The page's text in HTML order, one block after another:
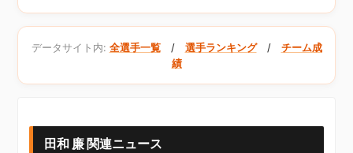
データサイト内: 全選手一覧/ 選手ランキング/ チーム成
績
田和 廉 関連ニュース